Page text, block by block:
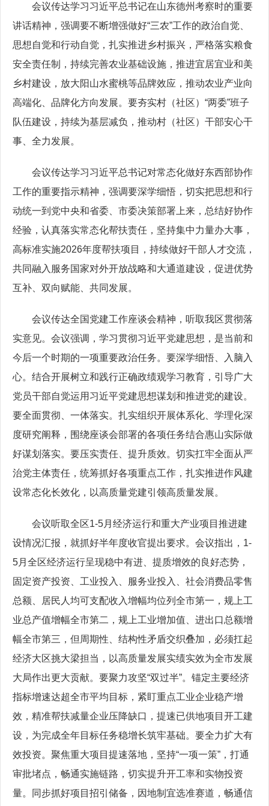
会议传达学习习近平总书记在山东德州考察时的重要
讲话精神，强调要不断增强做好“三农”工作的政治自觉、
思想自觉和行动自觉，扎实推进乡村振兴，严格落实粮食
安全责任制，持续完善农业基础设施，推进宜居宜业和美
乡村建设，放大阳山水蜜桃等品牌效应，推动农业产业向
高端化、品牌化方向发展。要夯实村（社区）“两委”班子
队伍建设，持续为基层减负，推动村（社区）干部安心干
事、全力发展。
会议传达学习习近平总书记对常态化做好东西部协作
工作的重要指示精神，强调要深学细悟，切实把思想和行
动统一到党中央和省委、市委决策部署上来，总结好协作
经验，认真落实常态化帮扶责任，坚持集中力量办大事，
高标准实施2026年度帮扶项目，持续做好干部人才交流，
共同融入服务国家对外开放战略和大通道建设，促进优势
互补、双向赋能、共同发展。
会议传达全国党建工作座谈会精神，听取我区贯彻落
实意见。会议强调，学习贯彻习近平党建思想，是当前和
今后一个时期的一项重要政治任务。要深学细悟、入脑入
心。结合开展树立和践行正确政绩观学习教育，引导广大
党员干部自觉运用习近平党建思想谋划和推进党的建设。
要全面贯彻、一体落实。扎实组织开展体系化、学理化深
度研究阐释，围绕座谈会部署的各项任务结合惠山实际做
好谋划落实。要压实责任、提升质效。切实扛牢全面从严
治党主体责任，统筹抓好各项重点工作，扎实推进作风建
设常态化长效化，以高质量党建引领高质量发展。
会议听取全区1-5月经济运行和重大产业项目推进建
设情况汇报，就抓好半年度收官提出要求。会议指出，1-
5月全区经济运行呈现稳中有进、提质增效的良好态势，
固定资产投资、工业投入、服务业投入、社会消费品零售
总额、居民人均可支配收入增幅均位列全市第一，规上工
业总产值增幅全市第二，规上工业增加值、进出口总额增
幅全市第三，但周期性、结构性矛盾交织叠加，必须扛起
经济大区挑大梁担当，以高质量发展实绩实效为全市发展
大局作出更大贡献。要聚力攻坚“双过半”。锚定主要经济
指标增速达超全市平均目标，紧盯重点工业企业稳产增
效，精准帮扶减量企业压降缺口，提速已供地项目开工建
设，为完成全年目标任务稳增长筑牢基础。要全力扩大有
效投资。聚焦重大项目提速落地，坚持“一项一策”，打通
审批堵点，畅通实施链路，切实提升开工率和实物投资
量。同步抓好项目招引储备，因地制宜选准赛道，畅通信